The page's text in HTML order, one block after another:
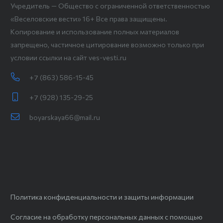
Учредитель — Общество с ограниченной ответственностью
«Веселовские вести» 16+ Все права защищены.
Копирование и использование полных материалов
запрещено, частичное цитирование возможно только при
условии ссылки на сайт ves-vesti.ru
+7 (863) 586-15-45
+7 (928) 135-29-25
boyarskaya66@mail.ru
Политика конфиденциальности и защиты информации
Согласие на обработку персональных данных с помощью